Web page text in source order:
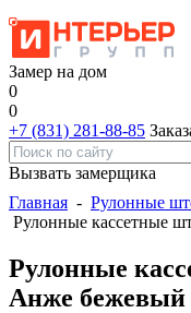
Замер на дом
0
0
+7 (831) 281-88-85
Вызвать замерщика
Главная - Рулонные
Рулонные кассетные
Рулонные
Анже бежевый